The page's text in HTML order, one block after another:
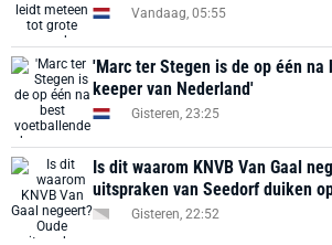
Vandaag, 05:55
'Marc ter Stegen is de op één na
keeper van Nederland'
Gisteren, 23:25
Is dit waarom KNVB Van Gaal
uitspraken van Seedorf duiken
Gisteren, 22:52